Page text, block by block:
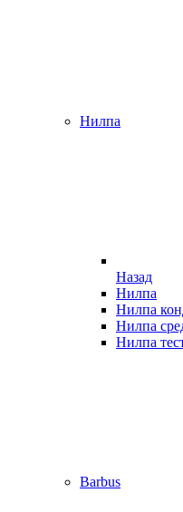
Нилпа
Назад
Нилпа
Нилпа
Нилпа
Нилпа
Barbus